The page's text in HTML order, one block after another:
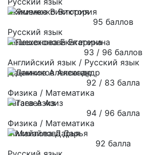
Якименко Виктория
95 баллов
Русский язык
Пешехонова Екатерина
93 / 96 баллов
Английский язык / Русский язык
Данников Александр
92 / 83 балла
Физика / Математика
Тагаев Азиз
94 / 96 балла
Физика / Математика
Михайлова Дарья
92 балла